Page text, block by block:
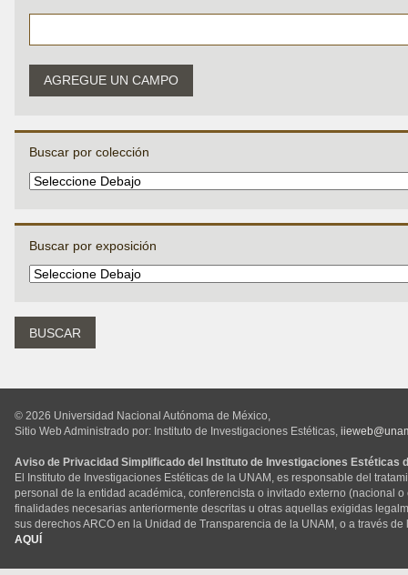
AGREGUE UN CAMPO
Buscar por colección
Buscar por exposición
© 2026 Universidad Nacional Autónoma de México,
Sitio Web Administrado por: Instituto de Investigaciones Estéticas,
Aviso de Privacidad Simplificado del Instituto de Investigaciones Estéticas
El Instituto de Investigaciones Estéticas de la UNAM, es responsable del
personal de la entidad académica, conferencista o invitado externo (nacional
finalidades necesarias anteriormente descritas u otras aquellas exigidas
sus derechos ARCO en la Unidad de Transparencia de la UNAM, o a través
AQUÍ